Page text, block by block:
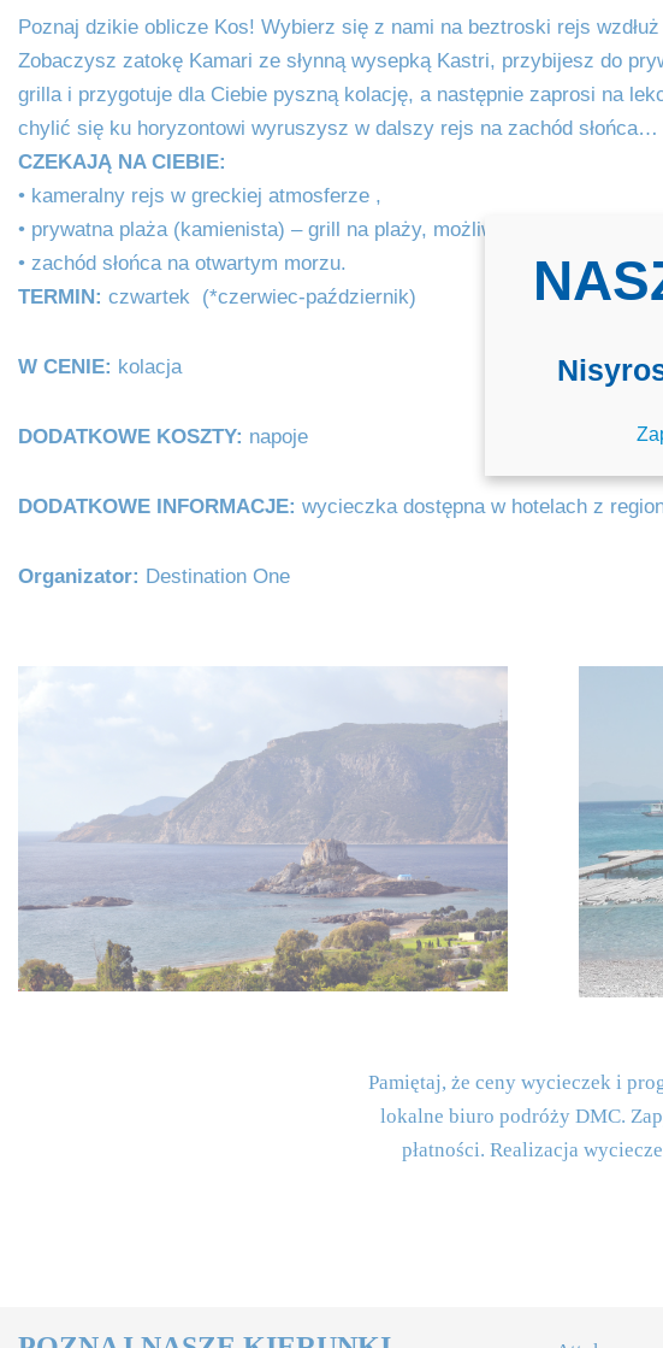
Poznaj dzikie oblicze Kos! Wybierz się z nami na beztroski rejs
Zobaczysz zatokę Kamari ze słynną wysepką Kastri, przybijesz do
grilla i przygotuje dla Ciebie pyszną kolację, a następnie zaprosi na
chylić się ku horyzontowi wyruszysz w dalszy rejs na zachód słońca…
CZEKAJĄ NA CIEBIE:
• kameralny rejs w greckiej atmosferze ,
• prywatna plaża (kamienista) – grill na plaży, możliwość kąpieli w
• zachód słońca na otwartym morzu.
TERMIN: czwartek (*czerwiec-październik)
W CENIE: kolacja
DODATKOWE KOSZTY: napoje
DODATKOWE INFORMACJE: wycieczka dostępna w hotelach z
Organizator: Destination One
Pamiętaj, że ceny wycieczek i
lokalne biuro podróży DMC.
płatności. Realizacja